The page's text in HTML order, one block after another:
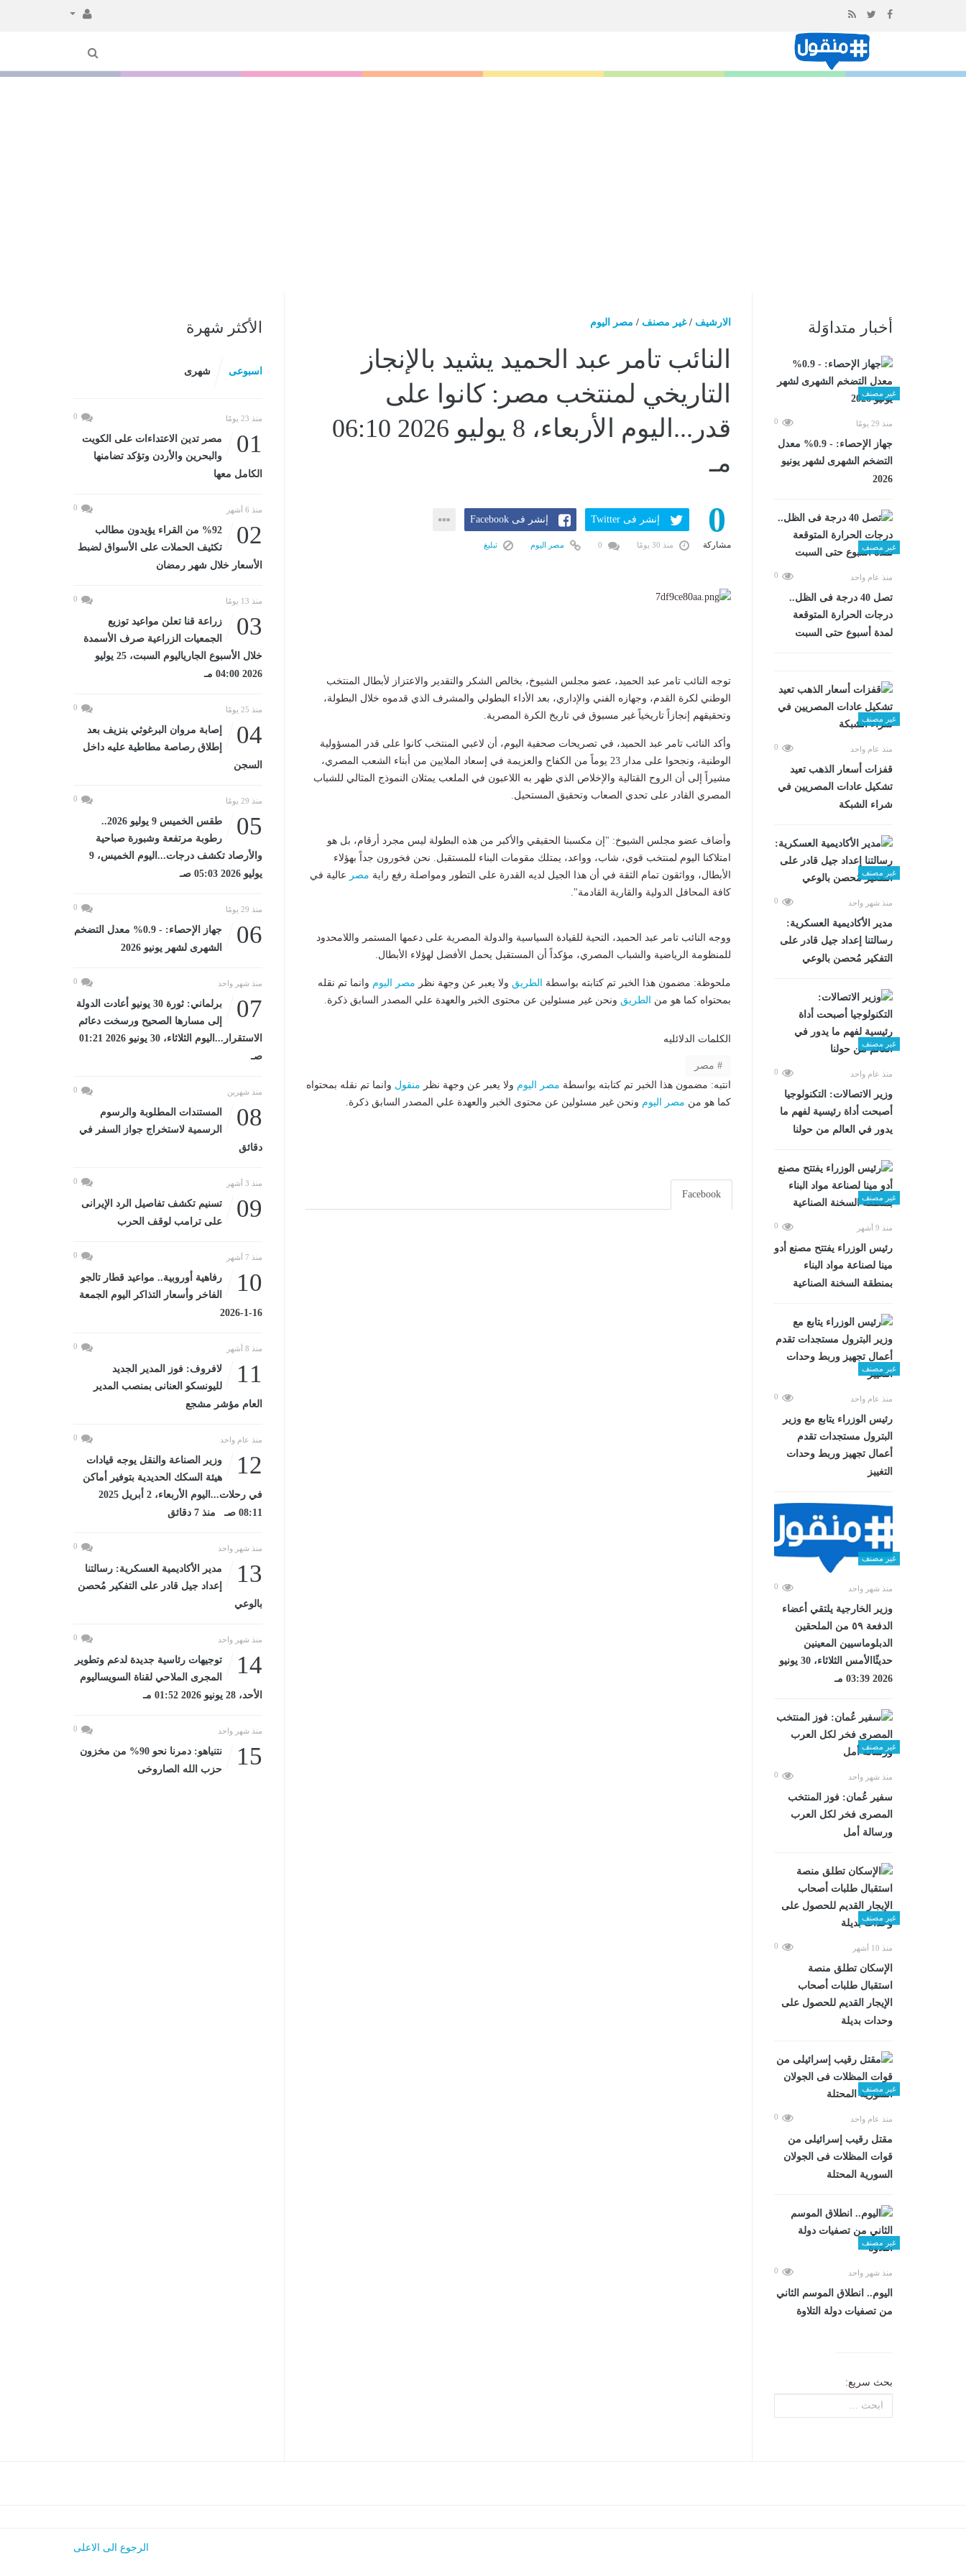
المحتوى
أخبار متداوَلة
غير مصنف
منذ 29 يومًا 0
جهاز الإحصاء: - 0.9% معدل
التضخم الشهرى لشهر يونيو
2026
غير مصنف
منذ عام واحد 0
تصل 40 درجة فى الظل..
درجات الحرارة المتوقعة
لمدة أسبوع حتى السبت
غير مصنف
منذ عام واحد 0
قفزات أسعار الذهب تعيد
تشكيل عادات المصريين في
شراء الشبكة
غير مصنف
منذ شهر واحد 0
مدير الأكاديمية العسكرية:
رسالتنا إعداد جيل قادر على
التفكير مُحصن بالوعي
غير مصنف
منذ عام واحد 0
وزير الاتصالات: التكنولوجيا
أصبحت أداة رئيسية لفهم ما
يدور في العالم من حولنا
غير مصنف
منذ 9 أشهر 0
رئيس الوزراء يفتتح مصنع أدو
مينا لصناعة مواد البناء
بمنطقة السخنة الصناعية
غير مصنف
منذ عام واحد 0
رئيس الوزراء يتابع مع وزير
البترول مستجدات تقدم
أعمال تجهيز وربط وحدات
التغييز
غير مصنف
منذ شهر واحد 0
وزير الخارجية يلتقي أعضاء
الدفعة ٥٩ من الملحقين
الدبلوماسيين المعينين
حديثًاالأمس الثلاثاء، 30 يونيو
2026 03:39 مـ
غير مصنف
منذ شهر واحد 0
سفير عُمان: فوز المنتخب
المصرى فخر لكل العرب
ورسالة أمل
غير مصنف
منذ 10 أشهر 0
الإسكان تطلق منصة
استقبال طلبات أصحاب
الإيجار القديم للحصول على
وحدات بديلة
غير مصنف
منذ عام واحد 0
مقتل رقيب إسرائيلى من
قوات المظلات فى الجولان
السورية المحتلة
غير مصنف
منذ شهر واحد 0
اليوم.. انطلاق الموسم الثاني
من تصفيات دولة التلاوة
بحث سريع:
الارشيف /غير مصنف / مصر اليوم
النائب تامر عبد الحميد يشيد بالإنجاز
التاريخي لمنتخب مصر: كانوا على
قدر...اليوم الأربعاء، 8 يوليو 2026 06:10
مـ
0
مشاركة
إنشر فى Twitter إنشر فى Facebook
منذ 30 يومًا مصر اليوم تبليغ
توجه النائب تامر عبد الحميد، عضو مجلس الشيوخ، بخالص الشكر والتقدير والاعتزاز لأبطال المنتخب
الوطني لكرة القدم، وجهازه الفني والإداري، بعد الأداء البطولي والمشرف الذي قدموه خلال البطولة،
وتحقيقهم إنجازاً تاريخياً غير مسبوق في تاريخ الكرة المصرية.
وأكد النائب تامر عبد الحميد، في تصريحات صحفية اليوم، أن لاعبي المنتخب كانوا على قدر المسؤولية
الوطنية، ونجحوا على مدار 23 يوماً من الكفاح والعزيمة في إسعاد الملايين من أبناء الشعب المصري،
مشيراً إلى أن الروح القتالية والإخلاص الذي ظهر به اللاعبون في الملعب يمثلان النموذج المثالي للشباب
المصري القادر على تحدي الصعاب وتحقيق المستحيل.
وأضاف عضو مجلس الشيوخ: "إن مكسبنا الحقيقي والأكبر من هذه البطولة ليس مجرد أرقام، بل هو
امتلاكنا اليوم لمنتخب قوي، شاب، وواعد، يمتلك مقومات البناء للمستقبل. نحن فخورون جداً بهؤلاء
الأبطال، وواثقون تمام الثقة في أن هذا الجيل لديه القدرة على التطور ومواصلة رفع راية مصر عالية في
كافة المحافل الدولية والقارية القادمة".
ووجه النائب تامر عبد الحميد، التحية للقيادة السياسية والدولة المصرية على دعمها المستمر واللامحدود
للمنظومة الرياضية والشباب المصري، مؤكداً أن المستقبل يحمل الأفضل لهؤلاء الأبطال.
ملحوظة: مضمون هذا الخبر تم كتابته بواسطة الطريق ولا يعبر عن وجهة نظر مصر اليوم وانما تم نقله
بمحتواه كما هو من
الطريق ونحن غير مسئولين عن محتوى الخبر والعهدة علي المصدر السابق ذكرة.
الكلمات الدلائليه
مصر
انتبه: مضمون هذا الخبر تم كتابته بواسطة مصر اليوم ولا يعبر عن وجهة نظر منقول وانما تم نقله بمحتواه
كما هو من مصر اليوم ونحن غير مسئولين عن محتوى الخبر والعهدة علي المصدر السابق ذكرة.
Facebook
الأكثر شهرة
اسبوعى شهرى
منذ 23 يومًا 0
01
مصر تدين الاعتداءات على الكويت
والبحرين والأردن وتؤكد تضامنها
الكامل معها
منذ 6 أشهر 0
02
%92 من القراء يؤيدون مطالب
تكثيف الحملات على الأسواق لضبط
الأسعار خلال شهر رمضان
منذ 13 يومًا 0
03
زراعة قنا تعلن مواعيد توزيع
الجمعيات الزراعية صرف الأسمدة
خلال الأسبوع الجارياليوم السبت، 25 يوليو
2026 04:00 مـ
منذ 25 يومًا 0
04
إصابة مروان البرغوثي بنزيف بعد
إطلاق رصاصة مطاطية عليه داخل
السجن
منذ 29 يومًا 0
05
طقس الخميس 9 يوليو 2026..
رطوبة مرتفعة وشبورة صباحية
والأرصاد تكشف درجات...اليوم الخميس، 9
يوليو 2026 05:03 صـ
منذ 29 يومًا 0
06
جهاز الإحصاء: - 0.9% معدل التضخم
الشهرى لشهر يونيو 2026
منذ شهر واحد 0
07
برلماني: ثورة 30 يونيو أعادت الدولة
إلى مسارها الصحيح ورسخت دعائم
الاستقرار...اليوم الثلاثاء، 30 يونيو 2026 01:21
صـ
منذ شهرين 0
08
المستندات المطلوبة والرسوم
الرسمية لاستخراج جواز السفر في
دقائق
منذ 3 أشهر 0
09
تسنيم تكشف تفاصيل الرد الإيرانى
على ترامب لوقف الحرب
منذ 7 أشهر 0
10
رفاهية أوروبية.. مواعيد قطار تالجو
الفاخر وأسعار التذاكر اليوم الجمعة
16-1-2026
منذ 8 أشهر 0
11
لافروف: فوز المدير الجديد
لليونسكو العنانى بمنصب المدير
العام مؤشر مشجع
منذ عام واحد 0
12
وزير الصناعة والنقل يوجه قيادات
هيئة السكك الحديدية بتوفير أماكن
في رحلات...اليوم الأربعاء، 2 أبريل 2025
08:11 صـ منذ 7 دقائق
منذ شهر واحد 0
13
مدير الأكاديمية العسكرية: رسالتنا
إعداد جيل قادر على التفكير مُحصن
بالوعي
منذ شهر واحد 0
14
توجيهات رئاسية جديدة لدعم وتطوير
المجرى الملاحي لقناة السويساليوم
الأحد، 28 يونيو 2026 01:52 مـ
منذ شهر واحد 0
15
نتنياهو: دمرنا نحو 90% من مخزون
حزب الله الصاروخى
الرجوع الى الاعلى